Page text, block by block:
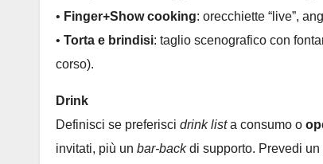
• Finger+Show cooking: orecchiette “live”,
• Torta e brindisi: taglio scenografico con
corso).
Drink
Definisci se preferisci drink lista consumo o
invitati, più un bar-backdi supporto. Prevedi un